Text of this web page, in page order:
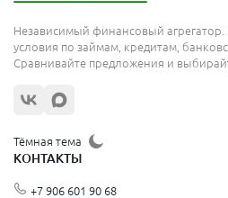
Независимый финансовый
условия по займам, кредитам,
Сравнивайте предложения и
Тёмная тема
КОНТАКТЫ
+7 906 601 90 68